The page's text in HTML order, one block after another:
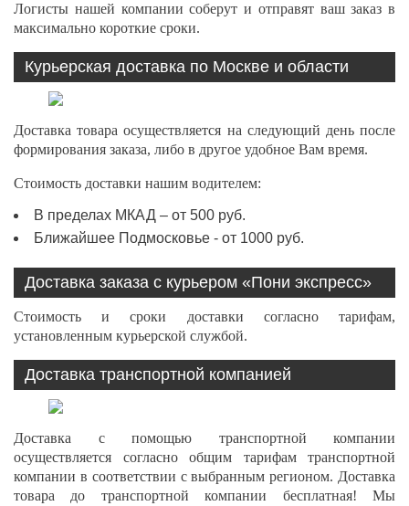
Логисты нашей компании соберут и отправят ваш заказ в
максимально короткие сроки.
Курьерская доставка по Москве и области
Доставка товара осуществляется на следующий день после
формирования заказа, либо в другое удобное Вам время.
Стоимость доставки нашим водителем:
В пределах МКАД – от 500 руб.
Ближайшее Подмосковье - от 1000 руб.
Доставка заказа с курьером «Пони экспресс»
Стоимость и сроки доставки согласно тарифам,
установленным курьерской службой.
Доставка транспортной компанией
Доставка с помощью транспортной компании
осуществляется согласно общим тарифам транспортной
компании в соответствии с выбранным регионом. Доставка
товара до транспортной компании бесплатная! Мы